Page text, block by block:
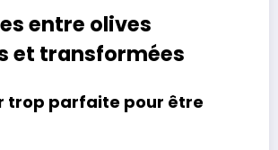
entre olives
et transformées
trop parfaite pour être